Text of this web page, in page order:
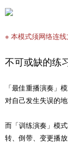
※ 本模式须网络连线
不可或缺的练
「最佳重播演奏」
对自己发生失误的
而「训练演奏」模
转、倒带、变更播放